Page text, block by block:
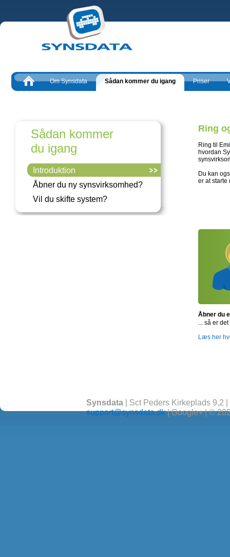
Om Synsdata Sådan kommer du igang Priser
Sådan kommer
du igang
Introduktion
Åbner du ny synsvirksomhed?
Vil du skifte system?
Ring
Ring til
hvordan
Du kan
er at starte
Åbner du
... så er
Læs her
Synsdata | Sct Peders Kirkeplads 9,2 |
support@synsdata.dk | Google+ |©